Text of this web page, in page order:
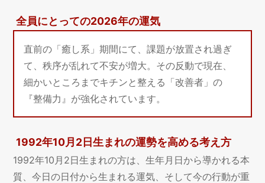
全員にとっての2026年の運気
直前の「癒し系」期間にて、課題が放置され過ぎ
て、秩序が乱れて不安が増大。その反動で現在、
細かいところまでキチンと整える「改善者」の
『整備力』が強化されています。
1992年10月2日生まれの運勢を高める考え方
1992年10月2日生まれの方は、生年月日から導かれる本
質、今日の日付から生まれる運気、そして今の行動が重